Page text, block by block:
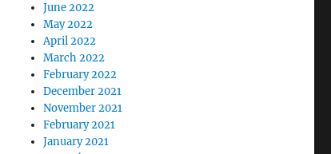
June 2022
May 2022
April 2022
March 2022
February 2022
December 2021
November 2021
February 2021
January 2021